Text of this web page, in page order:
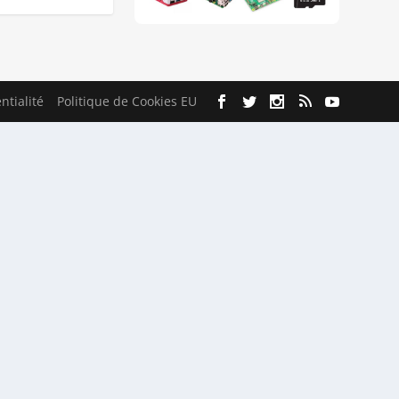
Politique de Cookies EU